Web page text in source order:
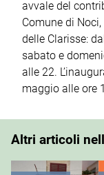
avvale del
Comune di
delle Clarisse:
sabato e
alle 22.
maggio alle ore
Altri articoli